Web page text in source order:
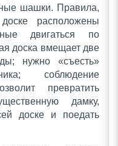
шашки. Правила,
расположены
двигаться по
доска вмещает две
нужно «съесть»
соблюдение
превратить
дамку,
доске и поедать